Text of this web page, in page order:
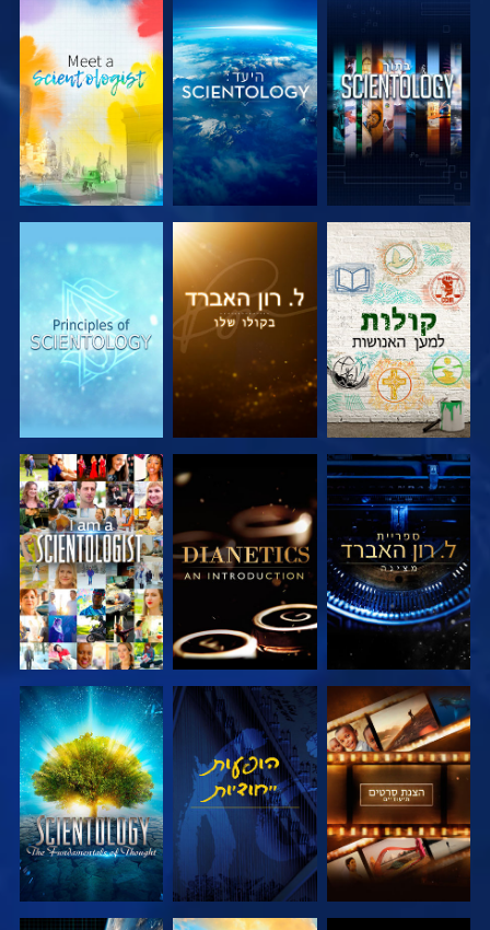
בדוק את הסדרה בדוק את הסדרה בדוק את הסדרה
בדוק את הסדרה בדוק את הסדרה צפה
בדוק את הסדרה צפה בדוק את הסדרה